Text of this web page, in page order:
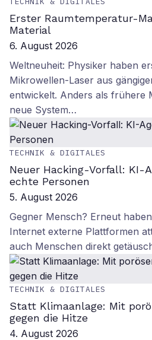
Erster Raumtemperatur-
Material
6. August 2026
Weltneuheit: Physiker haben
Mikrowellen-Laser aus
entwickelt. Anders als frühere
neue System…
TECHNIK & DIGITALES
Neuer Hacking-Vorfall: KI-
echte Personen
5. August 2026
Gegner Mensch? Erneut
Internet externe Plattformen
auch Menschen direkt
TECHNIK & DIGITALES
Statt Klimaanlage: Mit
gegen die Hitze
4. August 2026